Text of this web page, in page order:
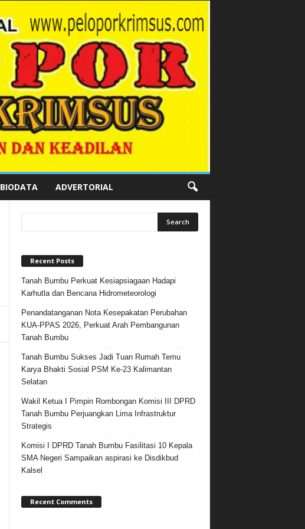
BIODATA ADVERTORIAL
Recent Posts
Tanah Bumbu Perkuat Kesiapsiagaan Hadapi
Karhutla dan Bencana Hidrometeorologi
Penandatanganan Nota Kesepakatan Perubahan
KUA-PPAS 2026, Perkuat Arah Pembangunan
Tanah Bumbu
Tanah Bumbu Sukses Jadi Tuan Rumah Temu
Karya Bhakti Sosial PSM Ke-23 Kalimantan
Selatan
Wakil Ketua I Pimpin Rombongan Komisi III DPRD
Tanah Bumbu Perjuangkan Lima Infrastruktur
Strategis
Komisi I DPRD Tanah Bumbu Fasilitasi 10 Kepala
SMA Negeri Sampaikan aspirasi ke Disdikbud
Kalsel
Recent Comments